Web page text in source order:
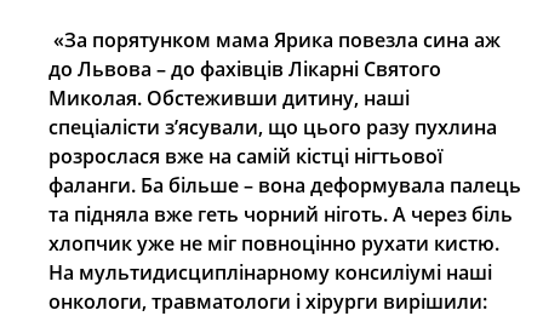
«За порятунком мама Ярика повезла сина аж
до Львова – до фахівців Лікарні Святого
Миколая. Обстеживши дитину, наші
спеціалісти з’ясували, що цього разу пухлина
розрослася вже на самій кістці нігтьової
фаланги. Ба більше – вона деформувала палець
та підняла вже геть чорний ніготь. А через біль
хлопчик уже не міг повноцінно рухати кистю.
На мультидисциплінарному консиліумі наші
онкологи, травматологи і хірурги вирішили: